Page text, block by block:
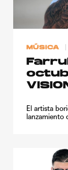
MÚSICA
El artista
lanzamiento